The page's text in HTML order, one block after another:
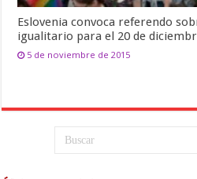
Eslovenia convoca referendo
igualitario para el 20 de
5 de noviembre de 2015